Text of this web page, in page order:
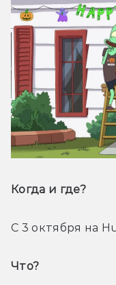
Когда и где?
С 3 октября на
Что?